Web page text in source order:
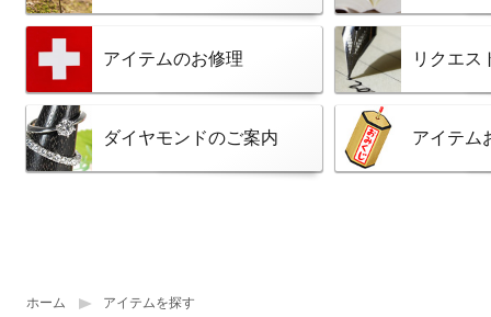
アイテムのお修理 リクエス
ダイヤモンドのご案内 アイテム
ホーム アイテムを探す